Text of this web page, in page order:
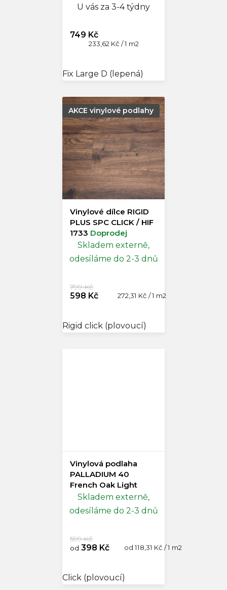
U vás za 3-4 týdny
749 Kč
Měrná
233,62 Kč / 1 m2
Fix Large D (lepená)
AKCE vinylové podlahy
Vinylové dílce RIGID
PLUS SPC CLICK / HIF
1733 Doprodej
Skladem externě,
odesíláme do 2-3 dnů
598 Kč
799 Kč
Měrná
272,31 Kč / 1 m2
Rigid click (plovoucí)
Vinylová podlaha
PALLADIUM 40
French Oak Light
Doprodej
Skladem externě,
odesíláme do 2-3 dnů
od 398 Kč
599 Kč
Měrná
od 118,31 Kč / 1 m2
Click (plovoucí)